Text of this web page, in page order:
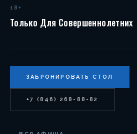
18+
Только Для Совершеннолетних
ЗАБРОНИРОВАТЬ СТОЛ
+7 (846) 268-88-82